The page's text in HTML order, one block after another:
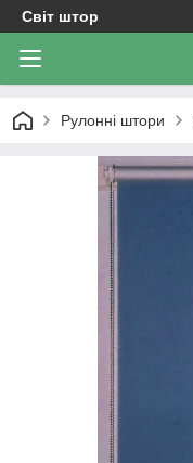
Світ штор
Рулонні штори